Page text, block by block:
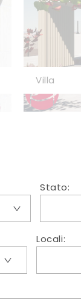
Villa
Stato:
Locali: